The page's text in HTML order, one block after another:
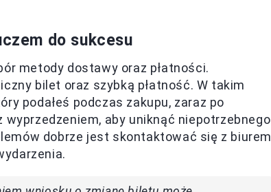
do sukcesu
metody dostawy oraz płatności.
bilet oraz szybką płatność. W takim
podałeś podczas zakupu, zaraz po
aby uniknąć niepotrzebnego
dobrze jest skontaktować się z biurem